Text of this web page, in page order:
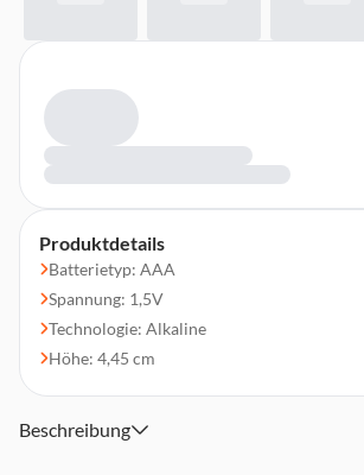
Produktdetails
Batterietyp: AAA
Spannung: 1,5V
Technologie: Alkaline
Höhe: 4,45 cm
Beschreibung